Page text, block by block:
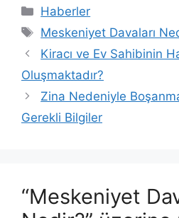
Kategoriler
Haberler
Etiketler
Meskeniyet Davaları
Kiracı ve Ev Sahibinin
Oluşmaktadır?
Zina Nedeniyle
Gerekli Bilgiler
“Meskeniyet